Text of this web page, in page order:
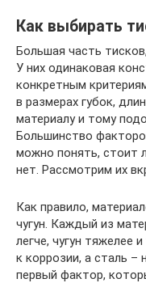
Как выбирать
Большая часть
У них одинаковая
конкретным
в размерах губок,
материалу и тому
Большинство
можно понять, стоит
нет. Рассмотрим их
Как правило,
чугун. Каждый из
легче, чугун тяжелее
к коррозии, а сталь
первый фактор,